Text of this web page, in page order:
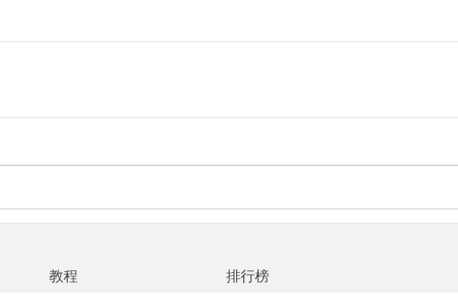
出轻松欢快的游戏氛围，让追逐与逃亡不再紧张，反而充满笑点。
辨识度，为平台闯关体验增添了强烈的视觉吸引力。
奏紧凑的关卡设计，成功打造出既轻松又富有挑战性的平台动作闯关体验。
教程 排行榜